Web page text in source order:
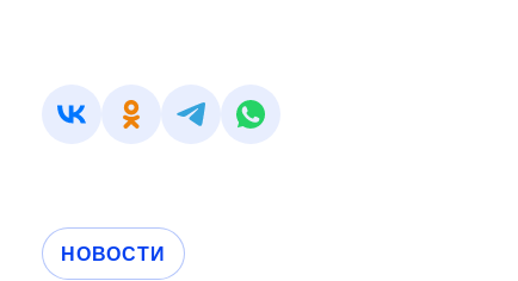
НОВОСТИ